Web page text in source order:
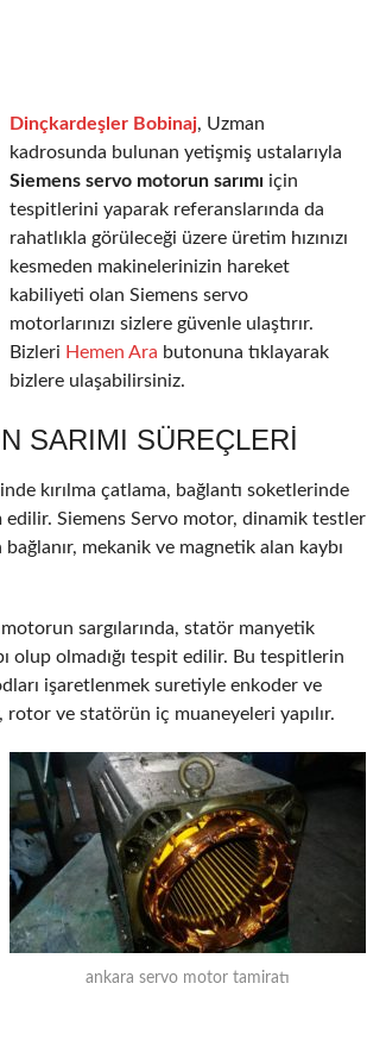
Dinçkardeşler Bobinaj, Uzman
kadrosunda bulunan yetişmiş ustalarıyla
Siemens servo motorun sarımı için
tespitlerini yaparak referanslarında da
rahatlıkla görüleceği üzere üretim hızınızı
kesmeden makinelerinizin hareket
kabiliyeti olan Siemens servo
motorlarınızı sizlere güvenle ulaştırır.
Bizleri Hemen Ara butonuna tıklayarak
bizlere ulaşabilirsiniz.
SARIMI SÜREÇLERI
kırılma çatlama, bağlantı soketlerinde
Siemens Servo motor, dinamik testler
mekanik ve magnetik alan kaybı
sargılarında, statör manyetik
olup olmadığı tespit edilir. Bu tespitlerin
işaretlenmek suretiyle enkoder ve
rotor ve statörün iç muaneyeleri yapılır.
ankara servo motor tamiratı